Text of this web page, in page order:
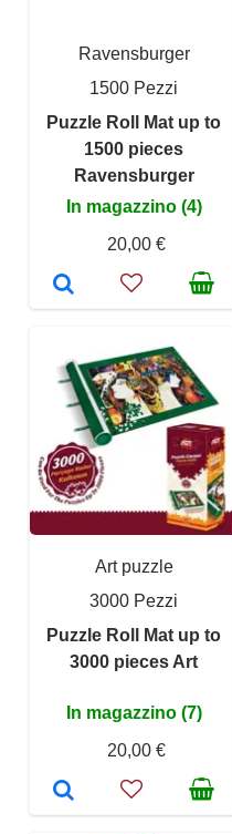
Ravensburger
1500 Pezzi
Puzzle Roll Mat up to
1500 pieces
Ravensburger
In magazzino (4)
20,00 €
Art puzzle
3000 Pezzi
Puzzle Roll Mat up to
3000 pieces Art
In magazzino (7)
20,00 €